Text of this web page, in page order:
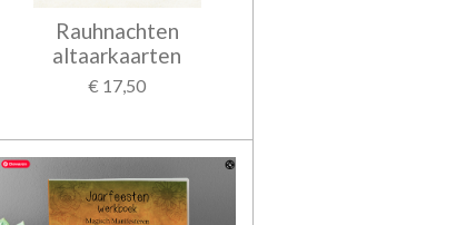
Rauhnachten
altaarkaarten
€ 17,50